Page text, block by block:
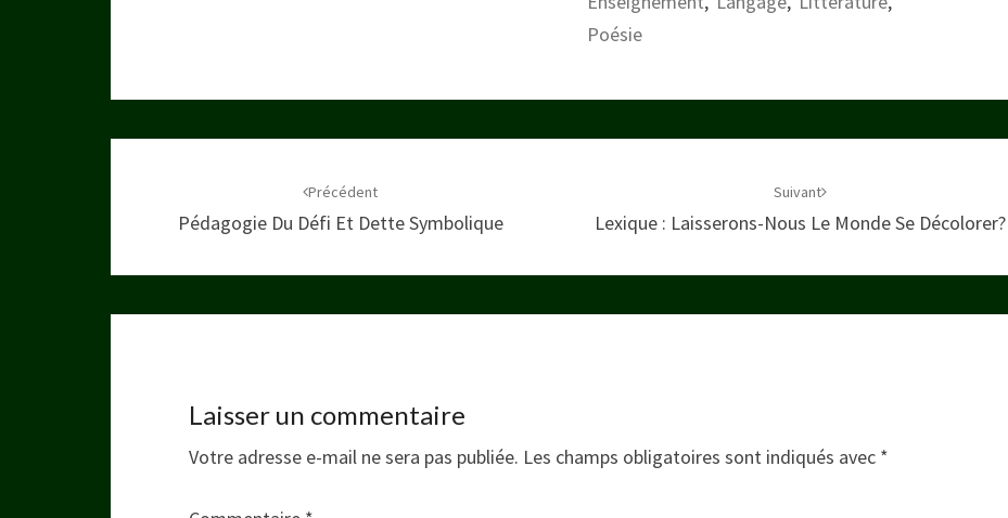
Poésie
Précédent
Pédagogie Du Défi Et Dette Symbolique
Suivant
Lexique : Laisserons-Nous Le Monde Se Décolorer?
Laisser un commentaire
Votre adresse e-mail ne sera pas publiée. Les champs obligatoires sont indiqués avec *